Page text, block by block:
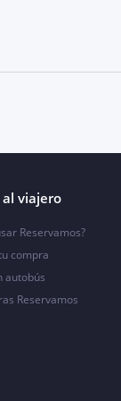
viajero
Reservamos?
compra
autobús
Reservamos